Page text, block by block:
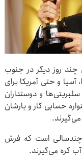
چند روز دیگر در جنوب
آسیا و حتی آمریکا برای
و دوستداران
حسابی کار و بارشان
چندسالی است که فرش
کره می‌گیرند.